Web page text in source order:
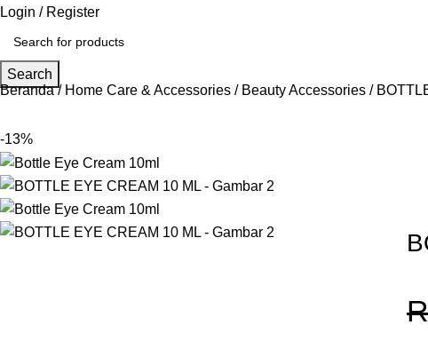
Login / Register
Search
Beranda Home Care & Accessories Beauty Accessories
-13%